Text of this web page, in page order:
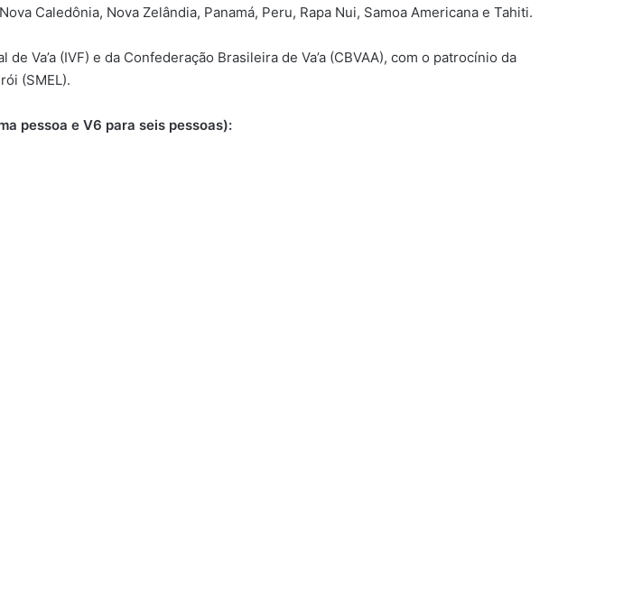
Caledônia, Nova Zelândia, Panamá, Peru, Rapa Nui, Samoa Americana e Tahiti.
Va’a (IVF) e da Confederação Brasileira de Va’a (CBVAA), com o patrocínio da
(SMEL).
pessoa e V6 para seis pessoas):